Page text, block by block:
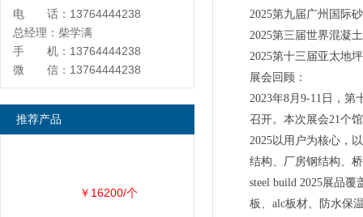
2025第九届广州国际
2025第三届世界混凝
2025第十三届亚太地
展会回顾：
2023年8月9-11日，第
召开。本次展会21个
2025以用户为核心，
结构、厂房钢结构、
steel build 2025展品
板、alc板材、防水保
电 话：13764444238
总经理：柴学满
手 机：13764444238
微 信：13764444238
推荐产品
￥16200/个